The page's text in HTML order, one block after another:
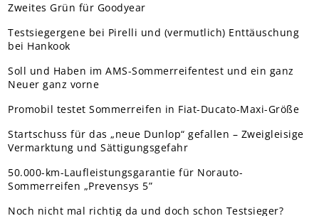
Zweites Grün für Goodyear
Testsiegergene bei Pirelli und (vermutlich) Enttäuschung
bei Hankook
Soll und Haben im AMS-Sommerreifentest und ein ganz
Neuer ganz vorne
Promobil testet Sommerreifen in Fiat-Ducato-Maxi-Größe
Startschuss für das „neue Dunlop“ gefallen – Zweigleisige
Vermarktung und Sättigungsgefahr
50.000-km-Laufleistungsgarantie für Norauto-
Sommerreifen „Prevensys 5”
Noch nicht mal richtig da und doch schon Testsieger?